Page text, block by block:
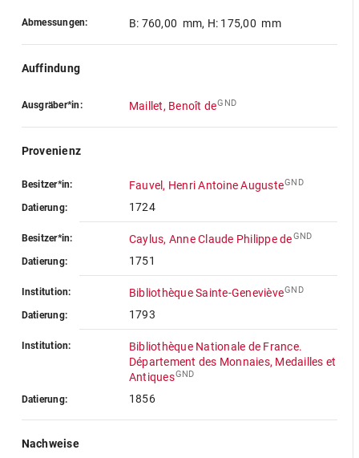
Abmessungen: B: 760,00 mm, H: 175,00 mm
Auffindung
Ausgräber*in: Maillet, Benoît deGND
Provenienz
Besitzer*in: Fauvel, Henri Antoine AugusteGND
Datierung: 1724
Besitzer*in: Caylus, Anne Claude Philippe deGND
Datierung: 1751
Institution: Bibliothèque Sainte-GenevièveGND
Datierung: 1793
Institution:
Bibliothèque Nationale de France.
Département des Monnaies, Medailles et
AntiquesGND
Datierung: 1856
Nachweise